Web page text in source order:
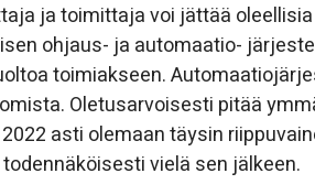
ja toimittaja voi jättää
ohjaus- ja automaatio-
toimiakseen.
Oletusarvoisesti pitää
asti olemaan täysin
vielä sen jälkeen.